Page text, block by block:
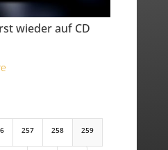
wieder auf CD
257 258 259